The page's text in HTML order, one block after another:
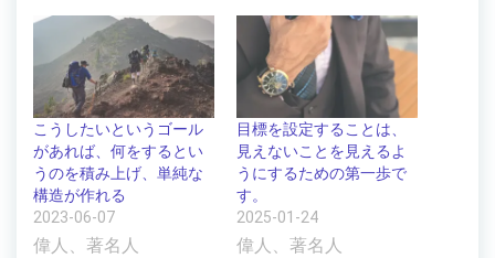
こうしたいというゴール
があれば、何をするとい
うのを積み上げ、単純な
構造が作れる
2023-06-07
偉人、著名人
目標を設定することは、
見えないことを見えるよ
うにするための第一歩で
す。
2025-01-24
偉人、著名人